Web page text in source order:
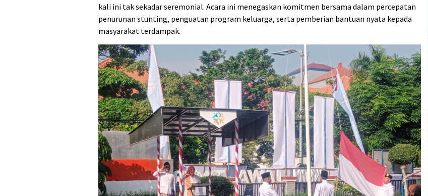
kali ini tak sekadar seremonial. Acara ini menegaskan komitmen bersama dalam percepatan
penurunan stunting, penguatan program keluarga, serta pemberian bantuan nyata kepada
masyarakat terdampak.